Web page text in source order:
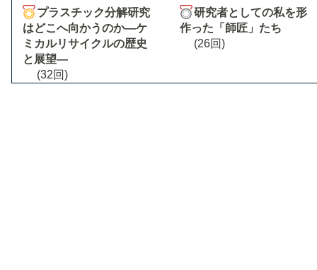
プラスチック分解研究
はどこへ向かうのか―ケ
ミカルリサイクルの歴史
と展望―
(32回)
研究者としての私を形
作った「師匠」たち
(26回)